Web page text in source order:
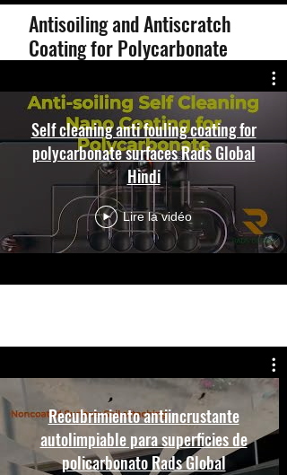
Antisoiling and Antiscratch
Coating for Polycarbonate
Self cleaning anti fouling coating for
polycarbonate surfaces Rads Global
Hindi
Lire la vidéo
Recubrimiento antiincrustante
autolimpiable para superficies de
policarbonato Rads Global